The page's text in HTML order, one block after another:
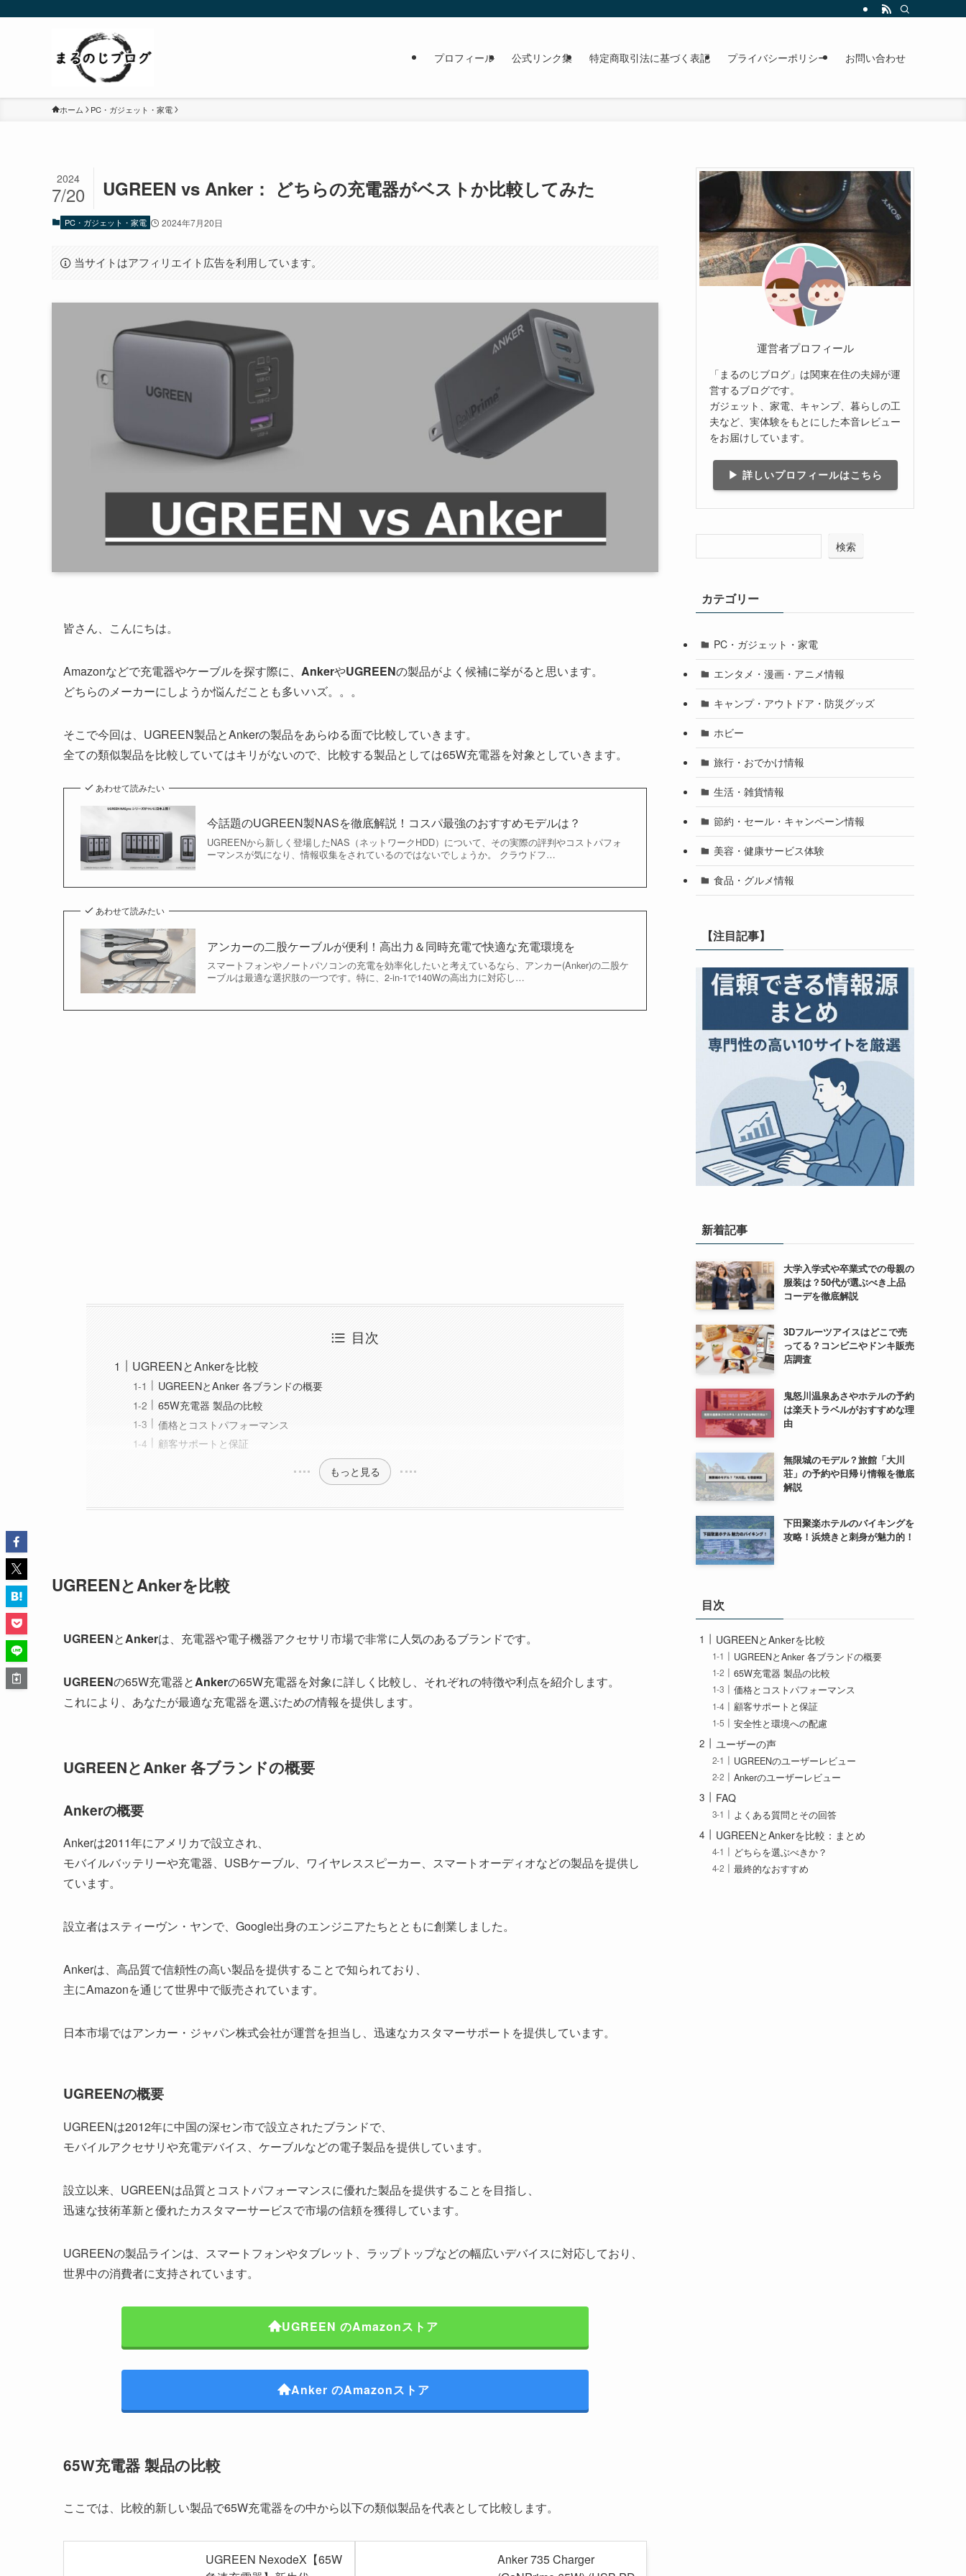
プロフィール 公式リンク集 特定商取引法に基づく表記 プライバシーポリシー お問い合わせ
ホーム PC・ガジェット・家電
UGREEN vs Anker： どちらの充電器がベストか比較してみた
2024
7/20
PC・ガジェット・家電 2024年7月20日
当サイトはアフィリエイト広告を利用しています。
皆さん、こんにちは。
Amazonなどで充電器やケーブルを探す際に、 AnkerやUGREENの製品がよく候補に挙がると思います。
どちらのメーカーにしようか悩んだことも多いハズ。。。
そこで今回は、UGREEN製品とAnkerの製品をあらゆる面で比較していきます。
全ての類似製品を比較していてはキリがないので、比較する製品としては65W充電器を対象としていきます。
あわせて読みたい
今話題のUGREEN製NASを徹底解説！コスパ最強のおすすめモデルは？
UGREENから新しく登場したNAS（ネットワークHDD）について、その実際の評判やコストパフォ
ーマンスが気になり、情報収集をされているのではないでしょうか。 クラウドフ…
あわせて読みたい
アンカーの二股ケーブルが便利！高出力＆同時充電で快適な充電環境を
スマートフォンやノートパソコンの充電を効率化したいと考えているなら、アンカー(Anker)の二股ケ
ーブルは最適な選択肢の一つです。特に、2-in-1で140Wの高出力に対応し…
目次
UGREENとAnkerを比較
UGREENとAnker 各ブランドの概要
65W充電器 製品の比較
価格とコストパフォーマンス
顧客サポートと保証
もっと見る
UGREENとAnkerを比較
UGREENとAnkerは、充電器や電子機器アクセサリ市場で非常に人気のあるブランドです。
UGREENの65W充電器とAnkerの65W充電器を対象に詳しく比較し、それぞれの特徴や利点を紹介します。
これにより、あなたが最適な充電器を選ぶための情報を提供します。
UGREENとAnker 各ブランドの概要
Ankerの概要
Ankerは2011年にアメリカで設立され、
モバイルバッテリーや充電器、USBケーブル、ワイヤレススピーカー、スマートオーディオなどの製品を提供し
ています。
設立者はスティーヴン・ヤンで、Google出身のエンジニアたちとともに創業しました。
Ankerは、高品質で信頼性の高い製品を提供することで知られており、
主にAmazonを通じて世界中で販売されています。
日本市場ではアンカー・ジャパン株式会社が運営を担当し、迅速なカスタマーサポートを提供しています。
UGREENの概要
UGREENは2012年に中国の深セン市で設立されたブランドで、
モバイルアクセサリや充電デバイス、ケーブルなどの電子製品を提供しています。
設立以来、UGREENは品質とコストパフォーマンスに優れた製品を提供することを目指し、
迅速な技術革新と優れたカスタマーサービスで市場の信頼を獲得しています。
UGREENの製品ラインは、スマートフォンやタブレット、ラップトップなどの幅広いデバイスに対応しており、
世界中の消費者に支持されています。
UGREEN のAmazonストア
Anker のAmazonストア
65W充電器 製品の比較
ここでは、比較的新しい製品で65W充電器をの中から以下の類似製品を代表として比較します。
UGREEN NexodeX【65W
Anker 735 Charger
運営者プロフィール
「まるのじブログ」は関東在住の夫婦が運
営するブログです。
ガジェット、家電、キャンプ、暮らしの工
夫など、実体験をもとにした本音レビュー
をお届けしています。
▶ 詳しいプロフィールはこちら
検索
カテゴリー
PC・ガジェット・家電
エンタメ・漫画・アニメ情報
キャンプ・アウトドア・防災グッズ
ホビー
旅行・おでかけ情報
生活・雑貨情報
節約・セール・キャンペーン情報
美容・健康サービス体験
食品・グルメ情報
【注目記事】
新着記事
大学入学式や卒業式での母親の
服装は？50代が選ぶべき上品
コーデを徹底解説
3Dフルーツアイスはどこで売
ってる？コンビニやドンキ販売
店調査
鬼怒川温泉あさやホテルの予約
は楽天トラベルがおすすめな理
由
無限城のモデル？旅館「大川
荘」の予約や日帰り情報を徹底
解説
下田聚楽ホテルのバイキングを
攻略！浜焼きと刺身が魅力的！
目次
UGREENとAnkerを比較
UGREENとAnker 各ブランドの概要
65W充電器 製品の比較
価格とコストパフォーマンス
顧客サポートと保証
安全性と環境への配慮
ユーザーの声
UGREENのユーザーレビュー
Ankerのユーザーレビュー
FAQ
よくある質問とその回答
UGREENとAnkerを比較：まとめ
どちらを選ぶべきか？
最終的なおすすめ